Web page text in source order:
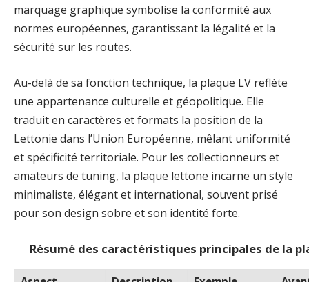
marquage graphique symbolise la conformité aux
normes européennes, garantissant la légalité et la
sécurité sur les routes.
Au-delà de sa fonction technique, la plaque LV reflète
une appartenance culturelle et géopolitique. Elle
traduit en caractères et formats la position de la
Lettonie dans l’Union Européenne, mêlant uniformité
et spécificité territoriale. Pour les collectionneurs et
amateurs de tuning, la plaque lettone incarne un style
minimaliste, élégant et international, souvent prisé
pour son design sobre et son identité forte.
Résumé des caractéristiques principales de la